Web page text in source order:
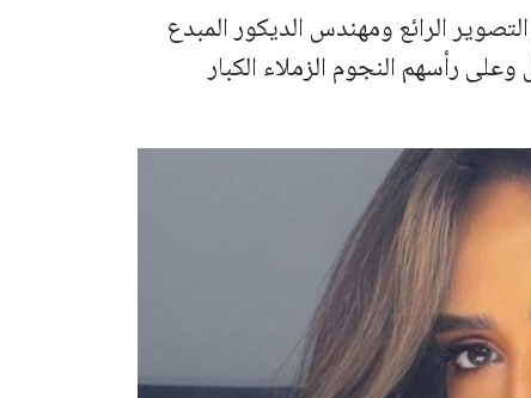
الرائع ومهندس الديكور المبدع
رأسهم النجوم الزملاء الكبار